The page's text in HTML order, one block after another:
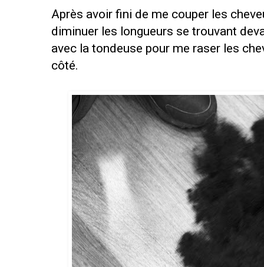
Après avoir fini de me couper les
diminuer les longueurs se trouvant
avec la tondeuse pour me raser les
côté.